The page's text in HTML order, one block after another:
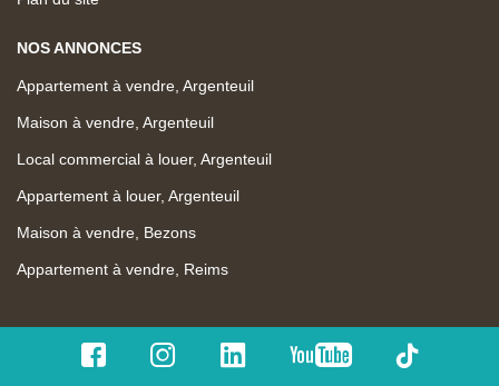
NOS ANNONCES
Appartement à vendre, Argenteuil
Maison à vendre, Argenteuil
Local commercial à louer, Argenteuil
Appartement à louer, Argenteuil
Maison à vendre, Bezons
Appartement à vendre, Reims